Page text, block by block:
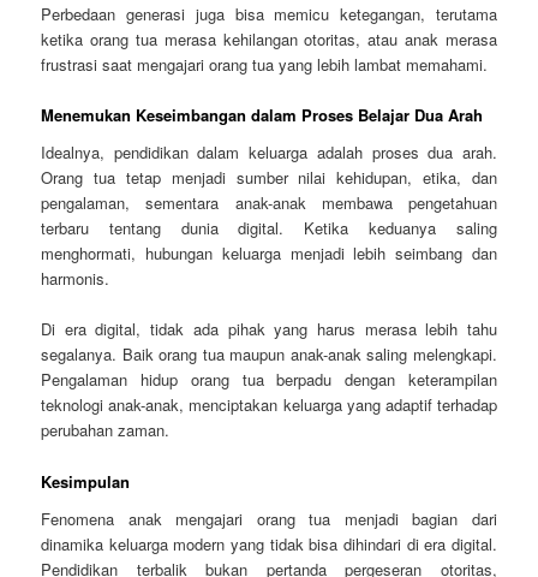
Perbedaan generasi juga bisa memicu ketegangan, terutama
ketika orang tua merasa kehilangan otoritas, atau anak merasa
frustrasi saat mengajari orang tua yang lebih lambat memahami.
Menemukan Keseimbangan dalam Proses Belajar Dua Arah
Idealnya, pendidikan dalam keluarga adalah proses dua arah.
Orang tua tetap menjadi sumber nilai kehidupan, etika, dan
pengalaman, sementara anak-anak membawa pengetahuan
terbaru tentang dunia digital. Ketika keduanya saling
menghormati, hubungan keluarga menjadi lebih seimbang dan
harmonis.
Di era digital, tidak ada pihak yang harus merasa lebih tahu
segalanya. Baik orang tua maupun anak-anak saling melengkapi.
Pengalaman hidup orang tua berpadu dengan keterampilan
teknologi anak-anak, menciptakan keluarga yang adaptif terhadap
perubahan zaman.
Kesimpulan
Fenomena anak mengajari orang tua menjadi bagian dari
dinamika keluarga modern yang tidak bisa dihindari di era digital.
Pendidikan terbalik bukan pertanda pergeseran otoritas,